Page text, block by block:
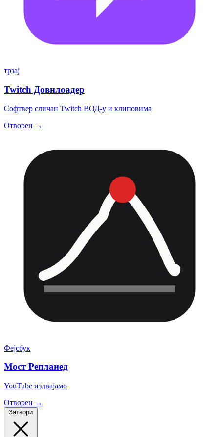
трзај
Twitch Довнлоадер
Софтвер сличан Twitch ВОД-у и клиповима
Отворен →
Фејсбук
Мост Реплаиед
YouTube издвајамо
Отворен →
Затвори